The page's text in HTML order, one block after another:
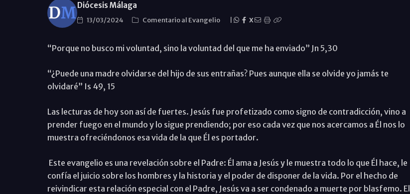
Diócesis Málaga
13/03/2024 Comentario al Evangelio X
“Porque no busco mi voluntad, sino la voluntad del que me ha enviado” Jn 5,30
“¿Puede una madre olvidarse del hijo de sus entrañas? Pues aunque ella se olvide yo jamás te
olvidaré” Is 49, 15
Las lecturas de hoy son así de fuertes. Jesús fue profetizado como signo de contradicción, vino a
prender fuego en el mundo y lo sigue prendiendo; por eso cada vez que nos acercamos a Él nos lo
muestra ofreciéndonos esa vida de la que Él es portador.
Este evangelio es una revelación sobre el Padre: Él ama a Jesús y le muestra todo lo que Él hace, le
confía el juicio sobre los hombres y la historia y el poder de disponer de la vida. Por el hecho de
reivindicar esta relación especial con el Padre, Jesús va a ser condenado a muerte por blasfemo. El